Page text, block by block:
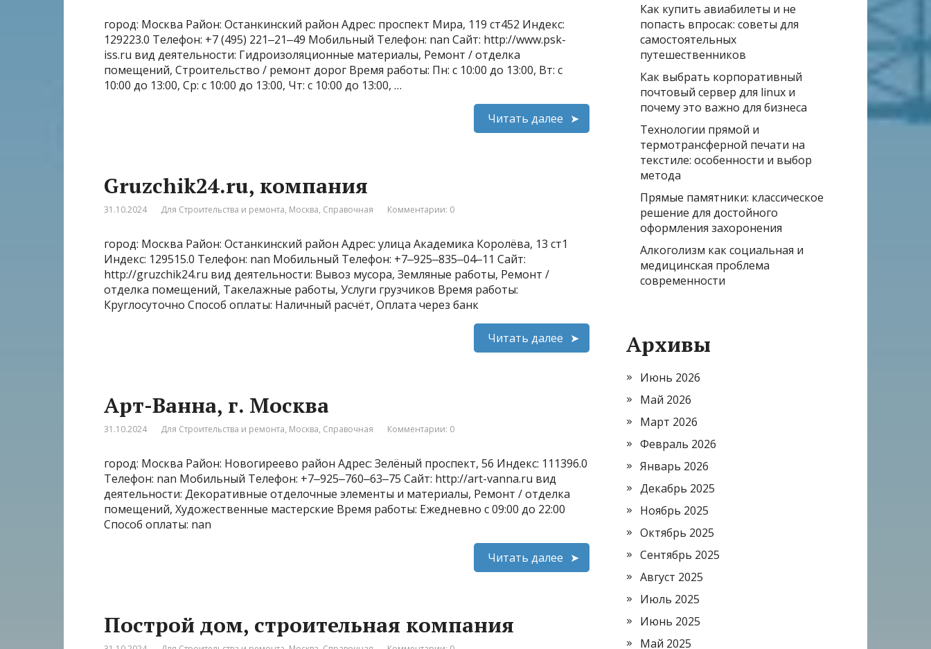
город: Москва Район: Останкинский район Адрес: проспект Мира, 119 ст452 Индекс:
129223.0 Телефон: +7 (495) 221‒21‒49 Мобильный Телефон: nan Сайт: http://www.psk-
iss.ru вид деятельности: Гидроизоляционные материалы, Ремонт / отделка
помещений, Строительство / ремонт дорог Время работы: Пн: с 10:00 до 13:00, Вт: с
10:00 до 13:00, Ср: с 10:00 до 13:00, Чт: с 10:00 до 13:00, …
Читать далее
Gruzchik24.ru, компания
31.10.2024 Для Строительства и ремонта, Москва, Справочная Комментарии: 0
город: Москва Район: Останкинский район Адрес: улица Академика Королёва, 13 ст1
Индекс: 129515.0 Телефон: nan Мобильный Телефон: +7‒925‒835‒04‒11 Сайт:
http://gruzchik24.ru вид деятельности: Вывоз мусора, Земляные работы, Ремонт /
отделка помещений, Такелажные работы, Услуги грузчиков Время работы:
Круглосуточно Способ оплаты: Наличный расчёт, Оплата через банк
Читать далее
Арт-Ванна, г. Москва
31.10.2024 Для Строительства и ремонта, Москва, Справочная Комментарии: 0
город: Москва Район: Новогиреево район Адрес: Зелёный проспект, 56 Индекс: 111396.0
Телефон: nan Мобильный Телефон: +7‒925‒760‒63‒75 Сайт: http://art-vanna.ru вид
деятельности: Декоративные отделочные элементы и материалы, Ремонт / отделка
помещений, Художественные мастерские Время работы: Ежедневно с 09:00 до 22:00
Способ оплаты: nan
Читать далее
Построй дом, строительная компания
Как купить авиабилеты и не
попасть впросак: советы для
самостоятельных
путешественников
Как выбрать корпоративный
почтовый сервер для linux и
почему это важно для бизнеса
Технологии прямой и
термотрансферной печати на
текстиле: особенности и выбор
метода
Прямые памятники: классическое
решение для достойного
оформления захоронения
Алкоголизм как социальная и
медицинская проблема
современности
Архивы
Июнь 2026
Май 2026
Март 2026
Февраль 2026
Январь 2026
Декабрь 2025
Ноябрь 2025
Октябрь 2025
Сентябрь 2025
Август 2025
Июль 2025
Июнь 2025
Май 2025